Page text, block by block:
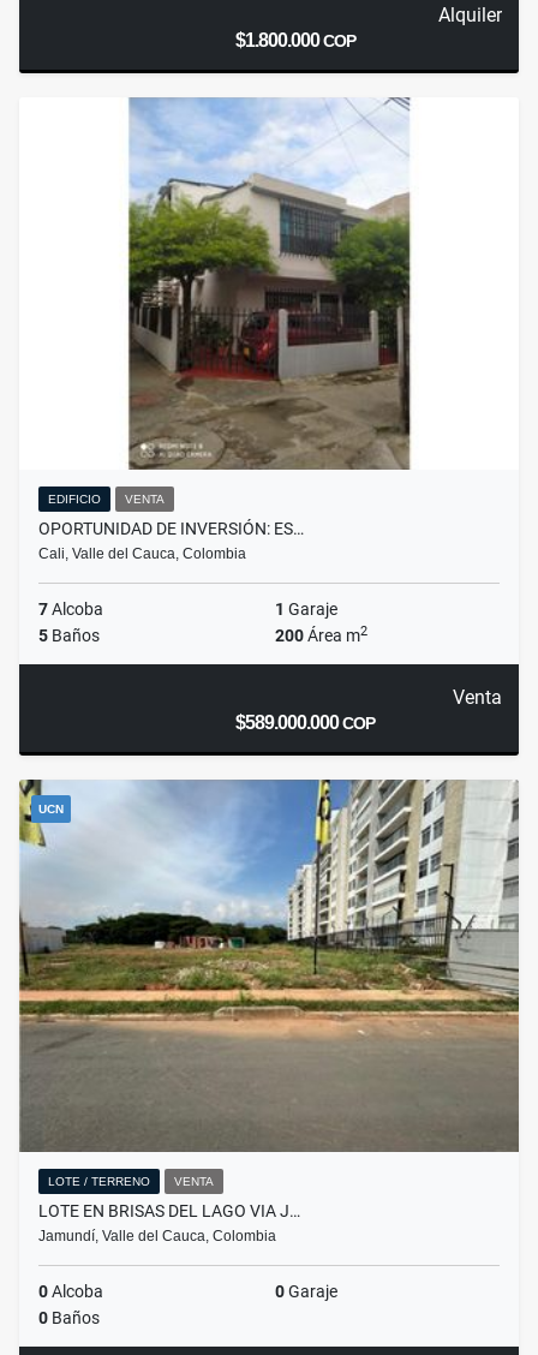
Alquiler
$1.800.000COP
EDIFICIO VENTA
OPORTUNIDAD DE INVERSIÓN: ES…
Cali, Valle del Cauca, Colombia
7Alcoba 1 Garaje
5 Baños 200Área m2
Venta
$589.000.000COP
UCN
LOTE / TERRENO VENTA
LOTE EN BRISAS DEL LAGO VIA J…
Jamundí, Valle del Cauca, Colombia
0Alcoba 0Garaje
0 Baños